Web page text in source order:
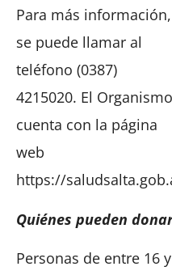
Para más información,
se puede llamar al
teléfono (0387)
4215020. El Organismo
cuenta con la página
web
https://
Quiénes pueden
Personas de entre 16 y